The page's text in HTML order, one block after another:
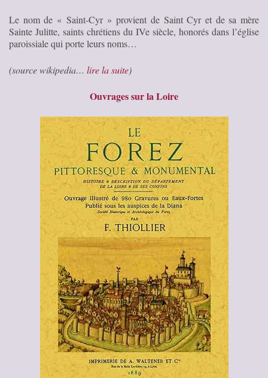
Le nom de « Saint-Cyr » provient de Saint Cyr et de sa mère
Sainte Julitte, saints chrétiens du IVe siècle, honorés dans l’église
paroissiale qui porte leurs noms…
(source wikipedia… lire la suite)
Ouvrages sur la Loire